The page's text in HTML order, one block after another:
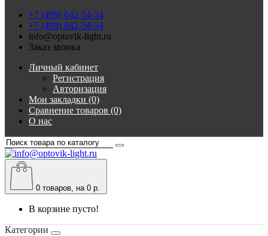
+7 (499) 642-54-54
+7 (499) 642-54-54
info@optovik-light.ru
Заказ звонка
Личный кабинет
Регистрация
Авторизация
Мои закладки (0)
Сравнение товаров (0)
О нас
0 товаров, на 0 р.
В корзине пусто!
Категории